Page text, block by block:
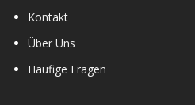
Kontakt
Über Uns
Häufige Fragen